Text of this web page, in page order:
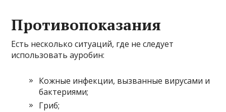
Противопоказания
Есть несколько ситуаций, где не следует
использовать ауробин:
Кожные инфекции, вызванные вирусами и
бактериями;
Гриб;